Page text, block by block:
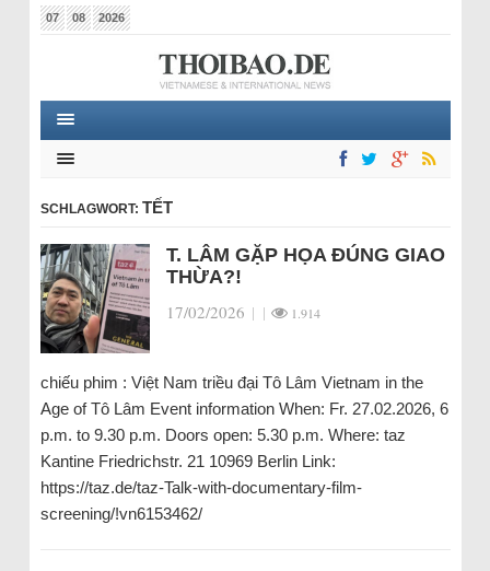
07 08 2026
SCHLAGWORT: TẾT
T. LÂM GẶP HỌA ĐÚNG GIAO
THỪA?!
17/02/2026 | | 1.914
chiếu phim : Việt Nam triều đại Tô Lâm Vietnam in the
Age of Tô Lâm Event information When: Fr. 27.02.2026, 6
p.m. to 9.30 p.m. Doors open: 5.30 p.m. Where: taz
Kantine Friedrichstr. 21 10969 Berlin Link:
https://taz.de/taz-Talk-with-documentary-film-
screening/!vn6153462/